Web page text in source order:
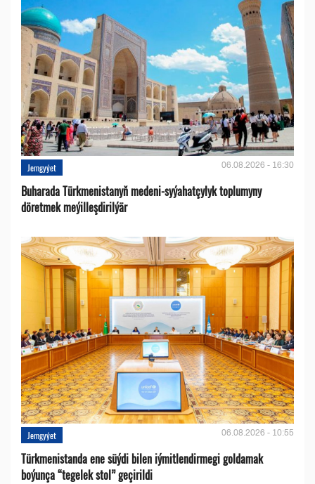
Jemgyýet 06.08.2026 - 16:30
Buharada Türkmenistanyň medeni-syýahatçylyk toplumyny
döretmek meýilleşdirilýär
Jemgyýet 06.08.2026 - 10:55
Türkmenistanda ene süýdi bilen iýmitlendirmegi goldamak
boýunça “tegelek stol” geçirildi